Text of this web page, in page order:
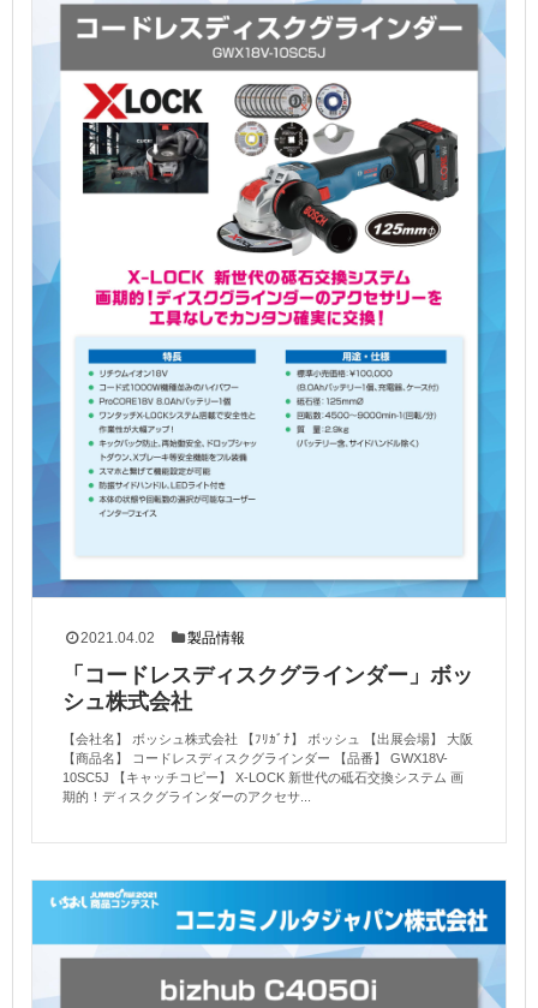
2021.04.02 製品情報
「コードレスディスクグラインダー」ボッ
シュ株式会社
【会社名】 ボッシュ株式会社 【ﾌﾘｶﾞﾅ】 ボッシュ 【出展会場】 大阪
【商品名】 コードレスディスクグラインダー 【品番】 GWX18V-
10SC5J 【キャッチコピー】 X-LOCK 新世代の砥石交換システム 画
期的！ディスクグラインダーのアクセサ...